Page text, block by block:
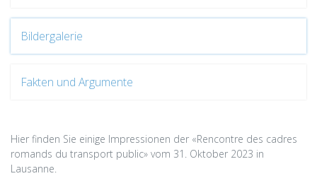
Bildergalerie
Fakten und Argumente
Hier finden Sie einige Impressionen der «Rencontre des cadres
romands du transport public» vom 31. Oktober 2023 in
Lausanne.